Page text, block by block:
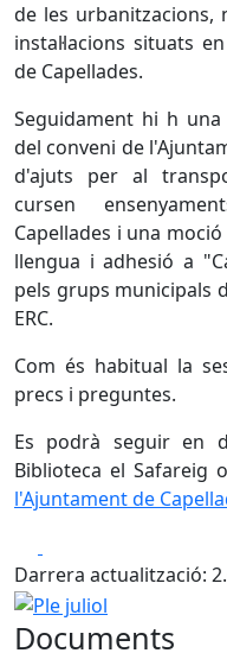
de les urbanitzacions,
instal·lacions situats
de Capellades.
Seguidament hi h
del conveni de
d'ajuts per al
cursen
Capellades i una
llengua i adhesió a
pels grups municipals
ERC.
Com és habitual la
precs i preguntes.
Es podrà seguir en
Biblioteca el Safareig
l'Ajuntament de
Darrera actualització:
Ple juliol
Documents